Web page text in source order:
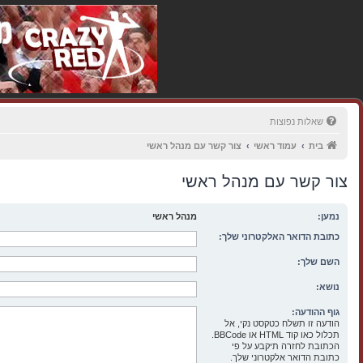
שאלות נפוצות
בית עמוד ראשי צור קשר עם מנהל ראשי
צור קשר עם מנהל ראשי
נמען: מנהל ראשי
כתובת הדואר האלקטרוני שלך:
השם שלך:
נושא:
גוף ההודעה:
הודעה זו תשלח כטקסט נקי, אל
הכתובת לחזרה תיקבע על פי
כתובת הדואר אלקטרוני שלך.